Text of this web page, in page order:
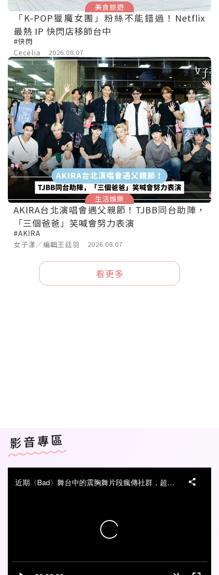
美食旅遊
「K-POP獵魔女團」粉絲不能錯過！Netflix
最熱 IP 快閃店移師台中
#快閃
Cecelia
2026.08.07
生活娛樂
AKIRA台北演唱會遇父親節！TJBB同台助陣，
「三個爸爸」笑喊會努力表演
#AKIRA
女子漾／編輯王廷羽
2026.08.07
看更多
影音專區